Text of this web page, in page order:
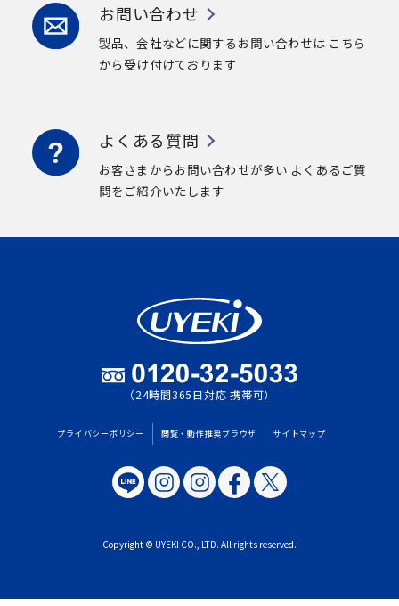
お問い合わせ
製品、会社などに関するお問い合わせは こちら
から受け付けております
よくある質問
お客さまからお問い合わせが多い よくあるご質
問をご紹介いたします
（24時間365日対応 携帯可）
プライバシーポリシー 閲覧・動作推奨ブラウザ サイトマップ
Copyright © UYEKI CO., LTD. All rights reserved.